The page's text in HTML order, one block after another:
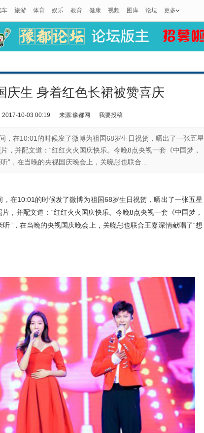
车 旅游 体育 娱乐 教育 健康 视频 图库 论坛 更多
庆生 身着红色长裙被赞喜庆
2017-10-03 00:19 来源:豫都网 我要投稿
，在10:01的时候发了微博为祖国68岁生日祝贺，晒出了一张五星
，并配文道：“红红火火国庆快乐。今晚8点央视一套《中国梦，
”，在当晚的央视国庆晚会上，关晓彤也联合...
10:01的时候发了微博为祖国68岁生日祝贺，晒出了一张五星
，并配文道：“红红火火国庆快乐。今晚8点央视一套《中国梦，
”，在当晚的央视国庆晚会上，关晓彤也联合王嘉深情献唱了“想